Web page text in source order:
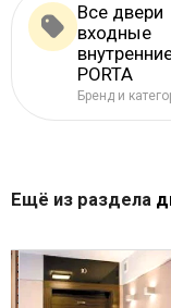
Все двери
входные
PORTA
Бренд и
Ещё из раздела